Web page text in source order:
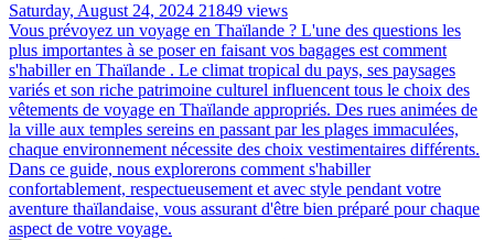
Saturday, August 24, 2024 21849 views
Vous prévoyez un voyage en Thaïlande ? L'une des questions les
plus importantes à se poser en faisant vos bagages est comment
s'habiller en Thaïlande . Le climat tropical du pays, ses paysages
variés et son riche patrimoine culturel influencent tous le choix des
vêtements de voyage en Thaïlande appropriés. Des rues animées de
la ville aux temples sereins en passant par les plages immaculées,
chaque environnement nécessite des choix vestimentaires différents.
Dans ce guide, nous explorerons comment s'habiller
confortablement, respectueusement et avec style pendant votre
aventure thaïlandaise, vous assurant d'être bien préparé pour chaque
aspect de votre voyage.